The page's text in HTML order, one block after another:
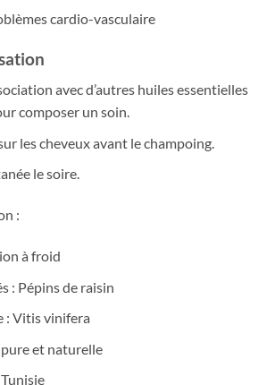
cardio-vasculaire
avec d’autres huiles essentielles
composer un soin.
les cheveux avant le champoing.
le soire.
:
à froid
: Pépins de raisin
: Vitis vinifera
et naturelle